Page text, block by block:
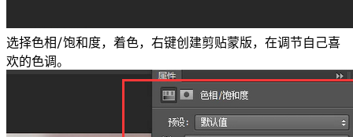
选择色相/饱和度，着色，右键创建剪贴蒙版，在调节自己喜
欢的色调。